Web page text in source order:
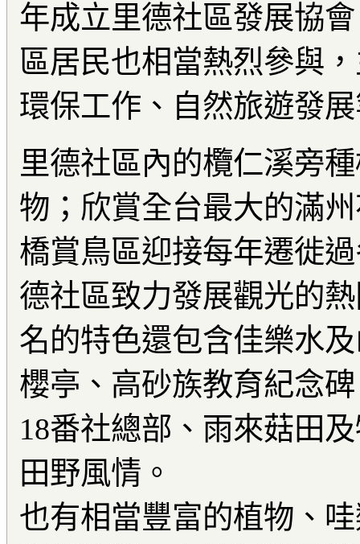
年成立里德社區發展協
區居民也相當熱烈參與
環保工作、自然旅遊發
里德社區內的欖仁溪旁
物；欣賞全台最大的滿
橋賞鳥區迎接每年遷徙
德社區致力發展觀光的
名的特色還包含佳樂水
櫻亭、高砂族教育紀念
18番社總部、雨來菇田
田野風情。
也有相當豐富的植物、